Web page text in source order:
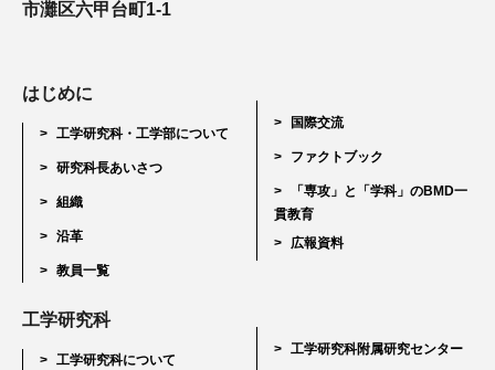
市灘区六甲台町1-1
はじめに
工学研究科・工学部について
研究科長あいさつ
組織
沿革
教員一覧
国際交流
ファクトブック
「専攻」と「学科」のBMD一
貫教育
広報資料
工学研究科
工学研究科について
工学研究科附属研究センター